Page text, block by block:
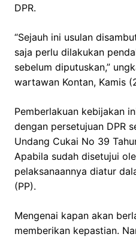
DPR.
“Sejauh ini usulan
saja perlu dilakukan
sebelum diputuskan,”
wartawan Kontan, Kamis
Pemberlakuan kebijakan
dengan persetujuan DPR
Undang Cukai No 39
Apabila sudah disetujui
pelaksanaannya diatur
(PP).
Mengenai kapan akan
memberikan kepastian.